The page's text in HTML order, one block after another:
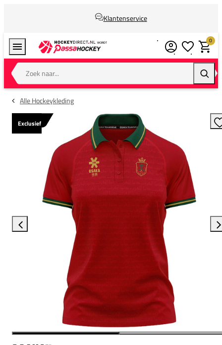
Klantenservice
Zoek naar...
0
Alle Hockeykleding
Exclusief